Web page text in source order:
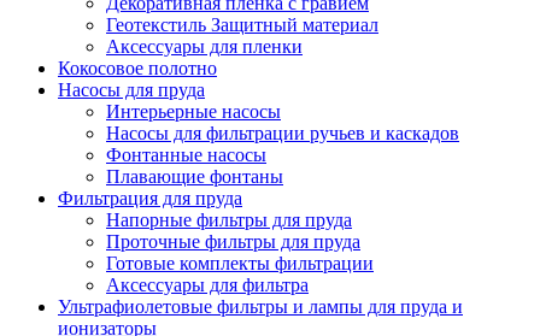
Геотекстиль Защитный материал
Аксессуары для пленки
Кокосовое полотно
Насосы для пруда
Интерьерные насосы
Насосы для фильтрации ручьев и каскадов
Фонтанные насосы
Плавающие фонтаны
Фильтрация для пруда
Напорные фильтры для пруда
Проточные фильтры для пруда
Готовые комплекты фильтрации
Аксессуары для фильтра
Ультрафиолетовые фильтры и лампы для пруда и
ионизаторы